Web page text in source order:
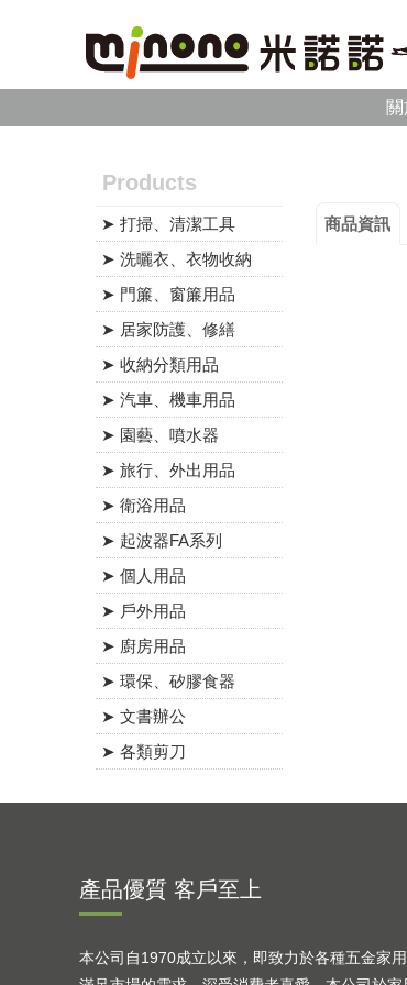
Products
➤ 打掃、清潔工具
➤ 洗曬衣、衣物收納
➤ 門簾、窗簾用品
➤ 居家防護、修繕
➤ 收納分類用品
➤ 汽車、機車用品
➤ 園藝、噴水器
➤ 旅行、外出用品
➤ 衛浴用品
➤ 起波器FA系列
➤ 個人用品
➤ 戶外用品
➤ 廚房用品
➤ 環保、矽膠食器
➤ 文書辦公
➤ 各類剪刀
商品資訊
產品優質 客戶至上
本公司自1970成立以來，即致力於各種五金家